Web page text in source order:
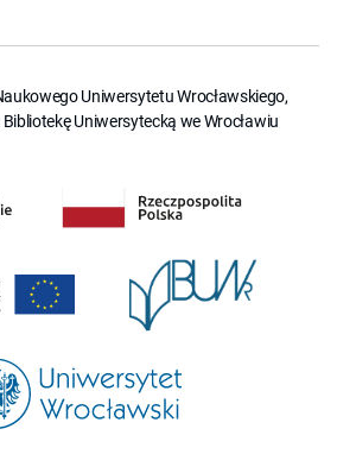
Uniwersytetu Wrocławskiego,
Uniwersytecką we Wrocławiu